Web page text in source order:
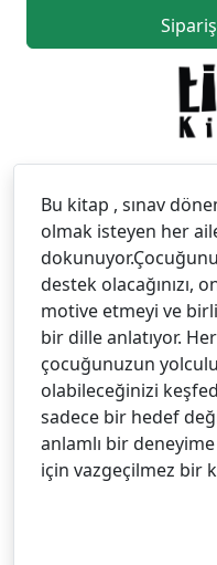
Bu kitap , sınav
olmak isteyen her
destek olacağınızı,
motive etmeyi ve
bir dille anlatıyor.
çocuğunuzun
olabileceğinizi
sadece bir hedef
anlamlı bir
için vazgeçilmez bir